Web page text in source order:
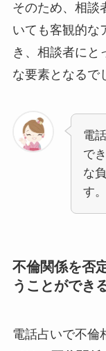
そのため、相談
いても客観的な
き、相談者にと
な要素となるで
電
で
な
す。
不倫関係を否
うことができ
電話占いで不倫